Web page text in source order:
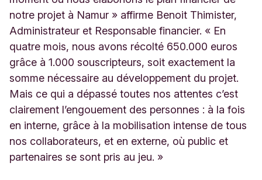
notre projet à Namur » affirme Benoit Thimister,
Administrateur et Responsable financier. « En
quatre mois, nous avons récolté 650.000 euros
grâce à 1.000 souscripteurs, soit exactement la
somme nécessaire au développement du projet.
Mais ce qui a dépassé toutes nos attentes c’est
clairement l’engouement des personnes : à la fois
en interne, grâce à la mobilisation intense de tous
nos collaborateurs, et en externe, où public et
partenaires se sont pris au jeu. »